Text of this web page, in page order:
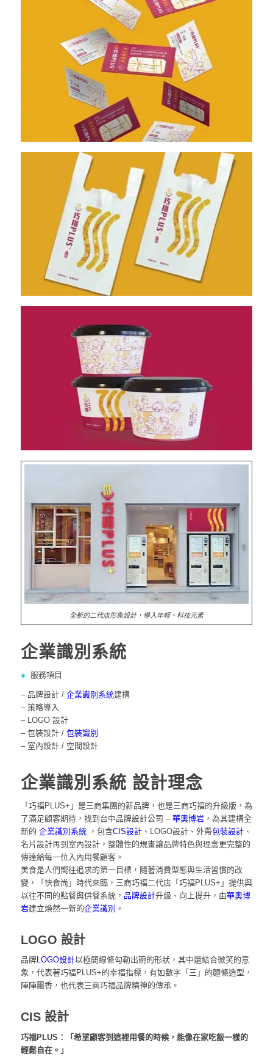
全新的二代店形象設計，導入年輕、科技元素
企業識別系統
● 服務項目
– 品牌設計 / 企業識別系統建構
– 策略導入
– LOGO 設計
– 包裝設計 / 包裝識別
– 室內設計 / 空間設計
企業識別系統 設計理念
「巧福PLUS+」是三商集團的新品牌，也是三商巧福的升級版，為
了滿足顧客期待，找到 台中品牌設計公司 – 華奧博岩，為其建構全
新的 企業識別系統，包含CIS設計、LOGO設計、外帶包裝設計、
名片設計再到室內設計，整體性的規畫讓品牌特色與理念更完整的
傳達給每一位入內用餐顧客。
美食是人們嚮往追求的第一目標，隨著消費型態與生活習慣的改
變，「快食尚」時代來臨，三商巧福二代店「巧福PLUS+」提供與
以往不同的點餐與供餐系統， 品牌設計升級、向上提升，由華奧博
岩建立煥然一新的企業識別 。
LOGO 設計
品牌LOGO設計以極簡線條勾勒出碗的形狀，其中還結合微笑的意
象，代表著巧福PLUS+的幸福指標，有如數字「三」的麵條造型，
陣陣飄香，也代表三商巧福品牌精神的傳承。
CIS 設計
巧福PLUS：「希望顧客到這裡用餐的時候，能像在家吃飯一樣的
輕鬆自在。」